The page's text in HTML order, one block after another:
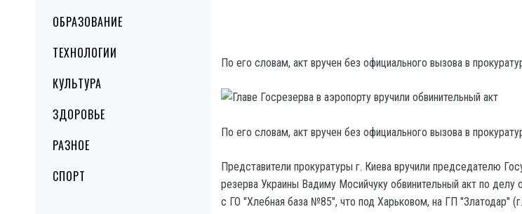
ОБРАЗОВАНИЕ
ТЕХНОЛОГИИ
КУЛЬТУРА
ЗДОРОВЬЕ
РАЗНОЕ
СПОРТ
По его словам, акт вручен без официального вызова в
По его словам, акт вручен без официального вызова в
Представители прокуратуры г. Киева вручили председателю
резерва Украины Вадиму Мосийчуку обвинительный акт по
с ГО "Хлебная база №85", что под Харьковом, на ГП "Златодар"